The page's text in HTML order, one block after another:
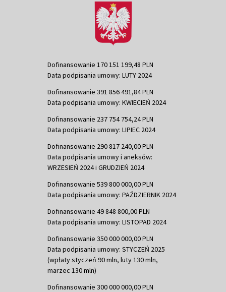
Dofinansowanie 170 151 199,48 PLN
Data podpisania umowy: LUTY 2024
Dofinansowanie 391 856 491,84 PLN
Data podpisania umowy: KWIECIEŃ 2024
Dofinansowanie 237 754 754,24 PLN
Data podpisania umowy: LIPIEC 2024
Dofinansowanie 290 817 240,00 PLN
Data podpisania umowy i aneksów:
WRZESIEŃ 2024 i GRUDZIEŃ 2024
Dofinansowanie 539 800 000,00 PLN
Data podpisania umowy: PAŹDZIERNIK 2024
Dofinansowanie 49 848 800,00 PLN
Data podpisania umowy: LISTOPAD 2024
Dofinansowanie 350 000 000,00 PLN
Data podpisania umowy: STYCZEŃ 2025
(wpłaty styczeń 90 mln, luty 130 mln,
marzec 130 mln)
Dofinansowanie 300 000 000,00 PLN